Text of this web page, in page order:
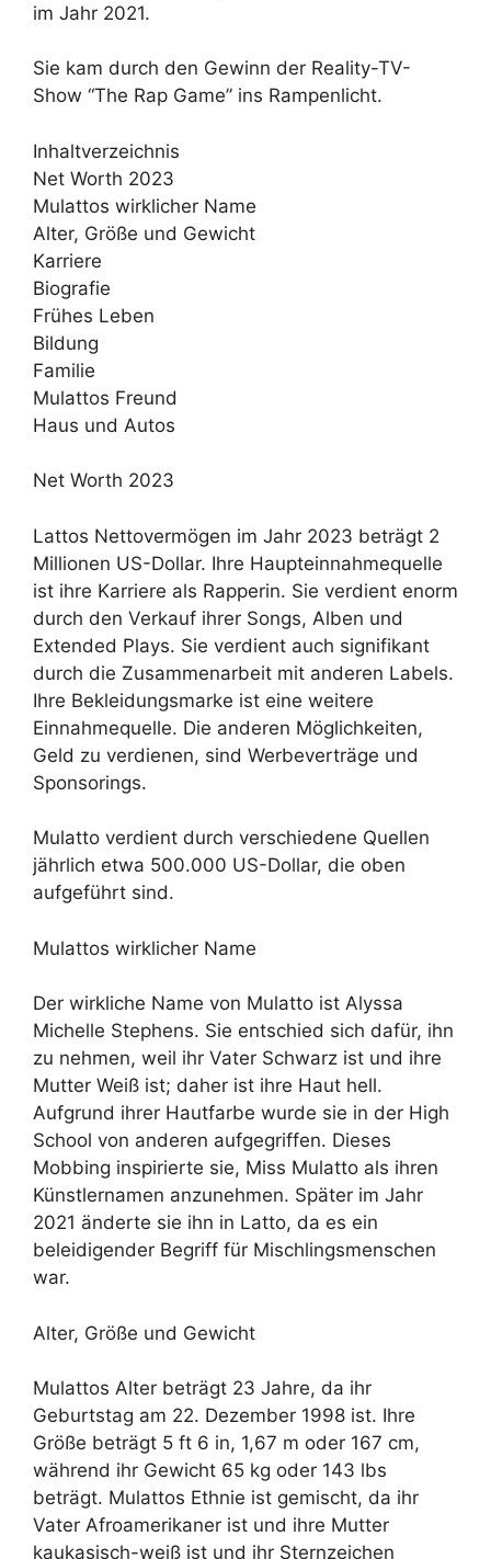
im Jahr 2021.
Sie kam durch den Gewinn der Reality-TV-
Show “The Rap Game” ins Rampenlicht.
Inhaltverzeichnis
Net Worth 2023
Mulattos wirklicher Name
Alter, Größe und Gewicht
Karriere
Biografie
Frühes Leben
Bildung
Familie
Mulattos Freund
Haus und Autos
Net Worth 2023
Lattos Nettovermögen im Jahr 2023 beträgt 2
Millionen US-Dollar. Ihre Haupteinnahmequelle
ist ihre Karriere als Rapperin. Sie verdient enorm
durch den Verkauf ihrer Songs, Alben und
Extended Plays. Sie verdient auch signifikant
durch die Zusammenarbeit mit anderen Labels.
Ihre Bekleidungsmarke ist eine weitere
Einnahmequelle. Die anderen Möglichkeiten,
Geld zu verdienen, sind Werbeverträge und
Sponsorings.
Mulatto verdient durch verschiedene Quellen
jährlich etwa 500.000 US-Dollar, die oben
aufgeführt sind.
Mulattos wirklicher Name
Der wirkliche Name von Mulatto ist Alyssa
Michelle Stephens. Sie entschied sich dafür, ihn
zu nehmen, weil ihr Vater Schwarz ist und ihre
Mutter Weiß ist; daher ist ihre Haut hell.
Aufgrund ihrer Hautfarbe wurde sie in der High
School von anderen aufgegriffen. Dieses
Mobbing inspirierte sie, Miss Mulatto als ihren
Künstlernamen anzunehmen. Später im Jahr
2021 änderte sie ihn in Latto, da es ein
beleidigender Begriff für Mischlingsmenschen
war.
Alter, Größe und Gewicht
Mulattos Alter beträgt 23 Jahre, da ihr
Geburtstag am 22. Dezember 1998 ist. Ihre
Größe beträgt 5 ft 6 in, 1,67 m oder 167 cm,
während ihr Gewicht 65 kg oder 143 lbs
beträgt. Mulattos Ethnie ist gemischt, da ihr
Vater Afroamerikaner ist und ihre Mutter
kaukasisch-weiß ist und ihr Sternzeichen